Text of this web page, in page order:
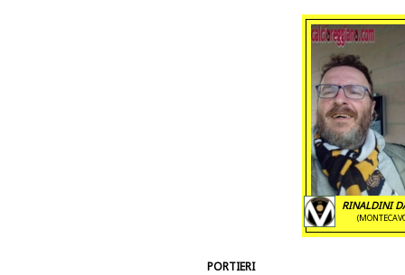
RINALDINI
PORTIERI